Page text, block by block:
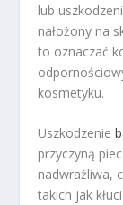
lub
nałożony na
to oznaczać
kosmetyku.
Uszkodzenie
przyczyną
nadwrażliwa,
takich jak